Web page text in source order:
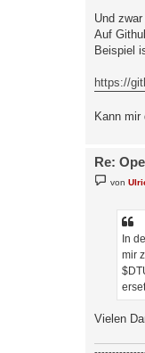
Und
Auf
Beispiel
https://
Kann mir
Re:
von
In
mir
Vielen